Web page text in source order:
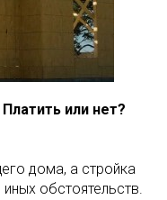
или нет?
дома, а стройка
обстоятельств.